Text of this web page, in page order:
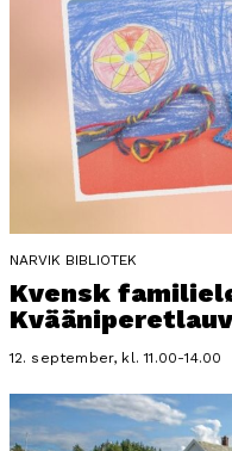
NARVIK BIBLIOTEK
Kvensk
12. september, kl. 11.00-14.00